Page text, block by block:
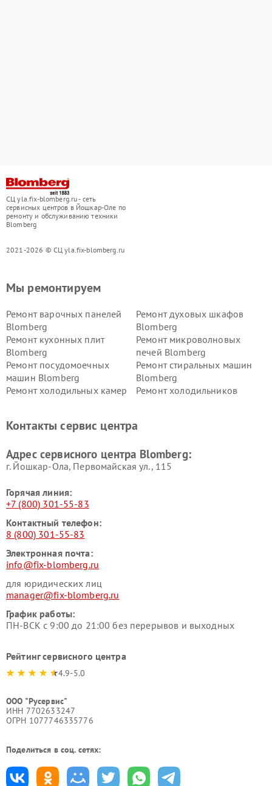
СЦ yla.fix-blomberg.ru - сеть
сервисных центров в Йошкар-Оле по
ремонту и обслуживанию техники
Blomberg
2021-2026 © СЦ yla.fix-blomberg.ru
Мы ремонтируем
Ремонт варочных панелей
Blomberg
Ремонт духовых шкафов
Blomberg
Ремонт кухонных плит
Blomberg
Ремонт микроволновых
печей Blomberg
Ремонт посудомоечных
машин Blomberg
Ремонт стиральных машин
Blomberg
Ремонт холодильных камер
Ремонт холодильников
Контакты сервис центра
Адрес сервисного центра Blomberg:
г. Йошкар-Ола, Первомайская ул., 115
Горячая линия:
+7 (800) 301-55-83
Контактный телефон:
8 (800) 301-55-83
Электронная почта:
info@fix-blomberg.ru
для юридических лиц
manager@fix-blomberg.ru
График работы:
ПН-ВСК с 9:00 до 21:00 без перерывов и выходных
Рейтинг сервисного центра
4.9-5.0
ООО "Русервис"
ИНН 7702633247
ОГРН 1077746335776
Поделиться в соц. сетях: